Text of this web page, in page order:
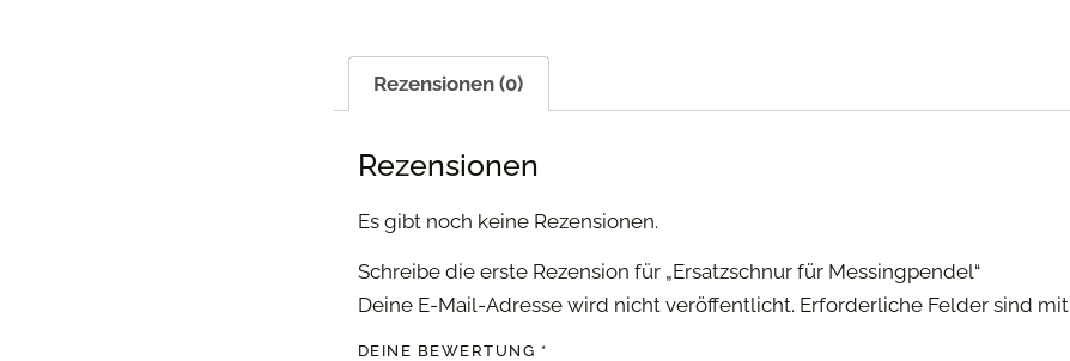
Rezensionen (0)
Rezensionen
Es gibt noch keine Rezensionen.
Schreibe die erste Rezension für „Ersatzschnur für Messingpendel“
Deine E-Mail-Adresse wird nicht veröffentlicht. Erforderliche Felder sind mit
DEINE BEWERTUNG *